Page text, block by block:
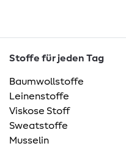
Stoffe für jeden Tag
Baumwollstoffe
Leinenstoffe
Viskose Stoff
Sweatstoffe
Musselin